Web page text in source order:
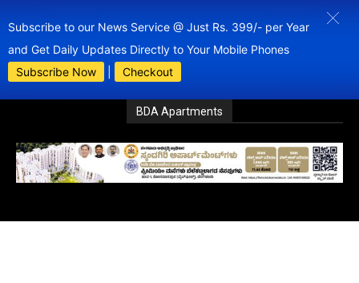
Subscribe to our News Service @ Just Rs. 399/- per Year
and Get Daily Updates Directly to Your Mobile Phones
Subscribe Now
Checkout
BDA Apartments